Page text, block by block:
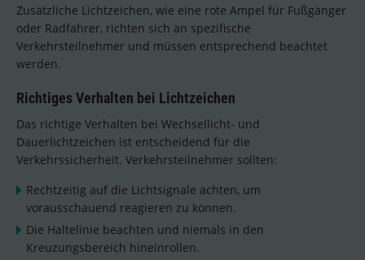
Zusätzliche Lichtzeichen, wie eine rote Ampel für Fußgänger
oder Radfahrer, richten sich an spezifische
Verkehrsteilnehmer und müssen entsprechend beachtet
werden.
Richtiges Verhalten bei Lichtzeichen
Das richtige Verhalten bei Wechsellicht- und
Dauerlichtzeichen ist entscheidend für die
Verkehrssicherheit. Verkehrsteilnehmer sollten:
Rechtzeitig auf die Lichtsignale achten, um
vorausschauend reagieren zu können.
Die Haltelinie beachten und niemals in den
Kreuzungsbereich hineinrollen.